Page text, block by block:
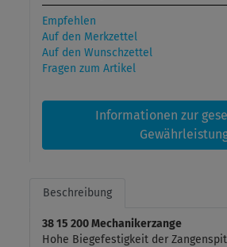
Empfehlen
Auf den Merkzettel
Auf den Wunschzettel
Fragen zum Artikel
Informationen zur
Beschreibung
38 15 200 Mechanikerzange
Hohe Biegefestigkeit der